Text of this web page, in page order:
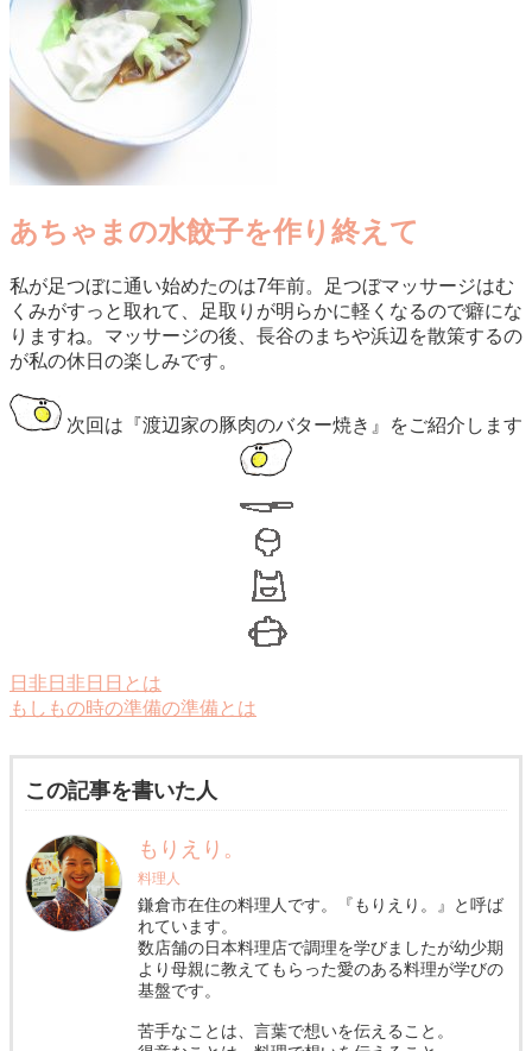
あちゃまの水餃子を作り終えて
私が足つぼに通い始めたのは7年前。足つぼマッサージはむ
くみがすっと取れて、足取りが明らかに軽くなるので癖にな
りますね。マッサージの後、長谷のまちや浜辺を散策するの
が私の休日の楽しみです。
次回は『渡辺家の豚肉のバター焼き』をご紹介します
日非日非日日とは
もしもの時の準備の準備とは
この記事を書いた人
もりえり。
料理人
鎌倉市在住の料理人です。『もりえり。』と呼ば
れています。
数店舗の日本料理店で調理を学びましたが幼少期
より母親に教えてもらった愛のある料理が学びの
基盤です。
苦手なことは、言葉で想いを伝えること。